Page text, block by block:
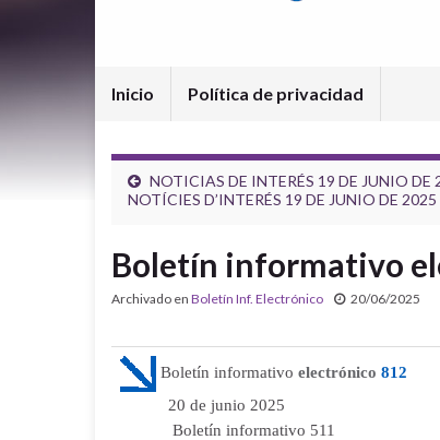
Inicio Política de privacidad
NOTICIAS DE INTERÉS 19 DE JUNIO DE
NOTÍCIES D’INTERÉS 19 DE JUNIO DE 2025
Boletín informativo
Archivado en Boletín Inf. Electrónico 20/06/2025
Boletín informativo electrónico 812
20 de junio 2025
Boletín informativo 511